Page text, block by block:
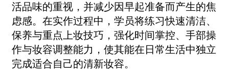
活品味的重视，并减少因早起准备而产生的焦
虑感。在实作过程中，学员将练习快速清洁、
保养与重点上妆技巧，强化时间掌控、手部操
作与妆容调整能力，使其能在日常生活中独立
完成适合自己的清新妆容。